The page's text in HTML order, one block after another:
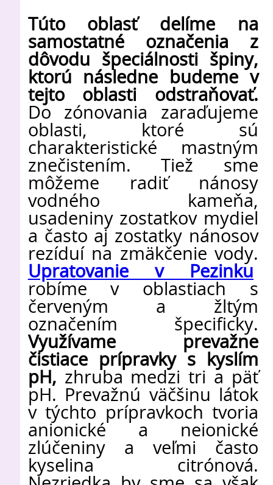
Túto oblasť delíme na
samostatné označenia z
dôvodu špeciálnosti špiny,
ktorú následne budeme v
tejto oblasti odstraňovať.
Do zónovania zaraďujeme
oblasti, ktoré sú
charakteristické mastným
znečistením. Tiež sme
môžeme radiť nánosy
vodného kameňa,
usadeniny zostatkov mydiel
a často aj zostatky nánosov
rezíduí na zmäkčenie vody.
Upratovanie v Pezinku
robíme v oblastiach s
červeným a žltým
označením špecificky.
Využívame prevažne
čistiace prípravky s kyslím
pH, zhruba medzi tri a päť
pH. Prevažnú väčšinu látok
v týchto prípravkoch tvoria
anionické a neionické
zlúčeniny a veľmi často
kyselina citrónová.